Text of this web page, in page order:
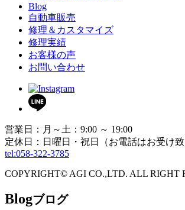
Blog
自動車販売
修理＆カスタマイズ
修理実績
お客様の声
お問い合わせ
営業日：月～土：9:00 ～ 19:00
定休日：日曜日・祝日（お電話はお受け致
tel:058-322-3785
COPYRIGHT© AGI CO.,LTD. ALL RIGHT
Blogブログ